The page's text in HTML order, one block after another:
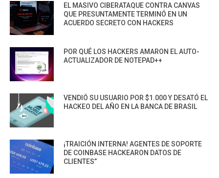
EL MASIVO CIBERATAQUE CONTRA CANVAS
QUE PRESUNTAMENTE TERMINÓ EN UN
ACUERDO SECRETO CON HACKERS
POR QUÉ LOS HACKERS AMARON EL AUTO-
ACTUALIZADOR DE NOTEPAD++
VENDIÓ SU USUARIO POR $1.000 Y DESATÓ EL
HACKEO DEL AÑO EN LA BANCA DE BRASIL
¡TRAICIÓN INTERNA! AGENTES DE SOPORTE
DE COINBASE HACKEARON DATOS DE
CLIENTES”